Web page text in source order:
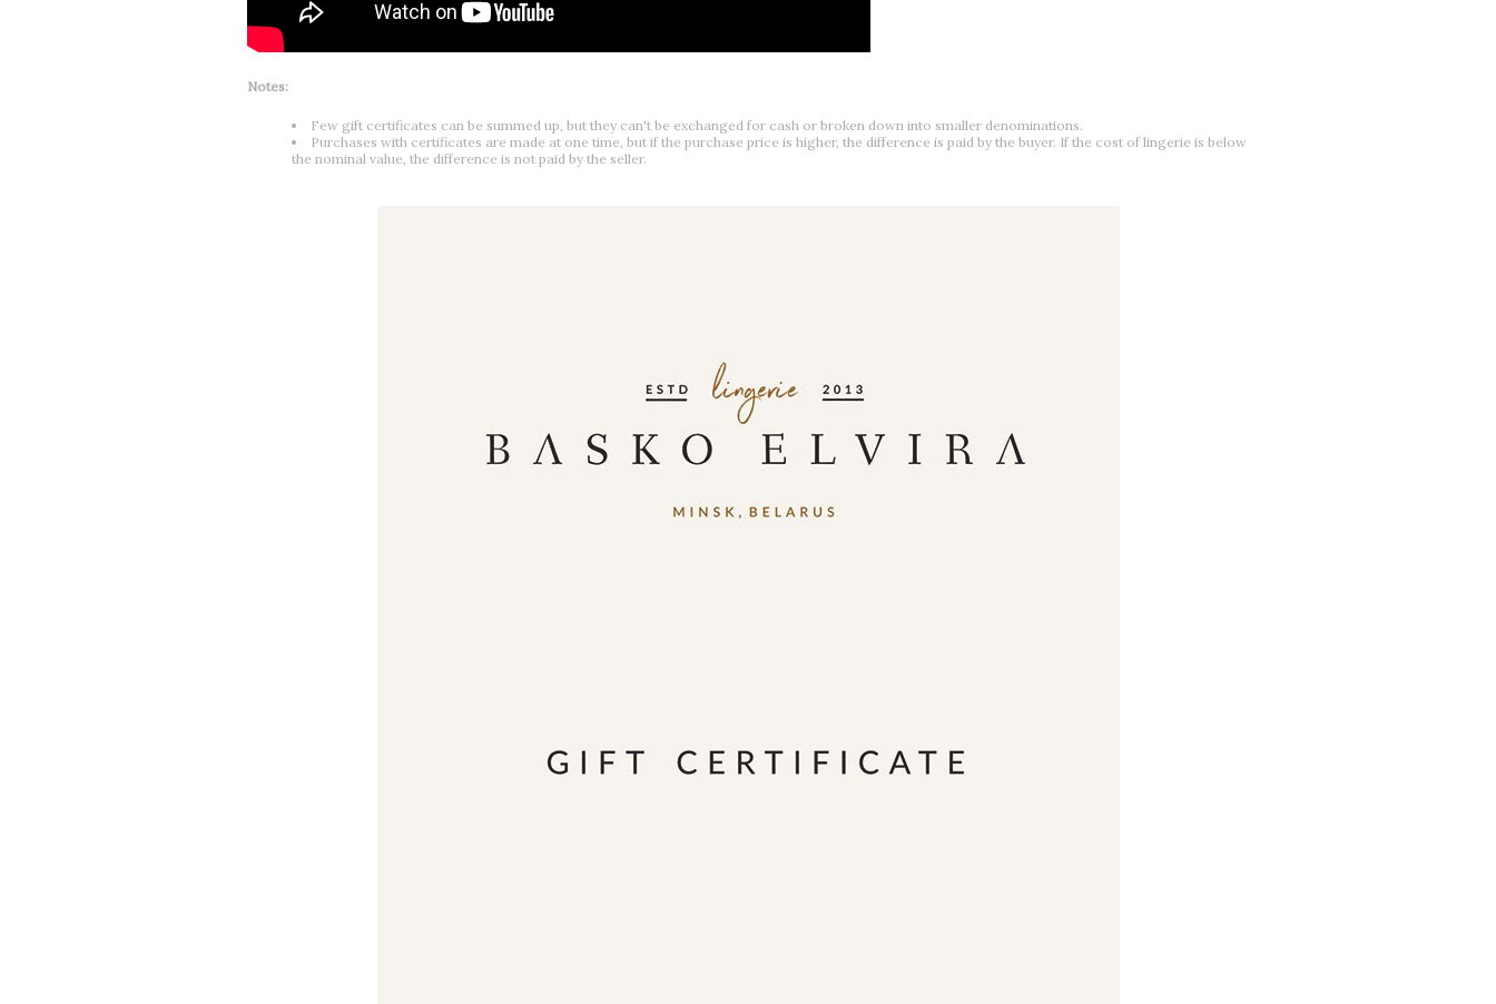
Notes:
Few gift certificates can be summed up, but they can't be exchanged for cash or broken down into smaller denominations.
Purchases with certificates are made at one time, but if the purchase price is higher, the difference is paid by the buyer. If the cost of lingerie is below
the nominal value, the difference is not paid by the seller.